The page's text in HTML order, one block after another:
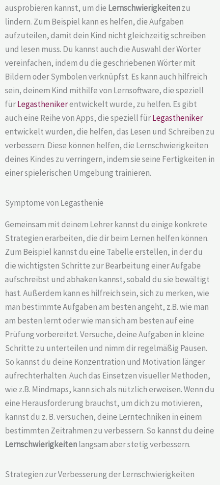
ausprobieren kannst, um die Lernschwierigkeitenzu
lindern. Zum Beispiel kann es helfen, die Aufgaben
aufzuteilen, damit dein Kind nicht gleichzeitig schreiben
und lesen muss. Du kannst auch die Auswahl der Wörter
vereinfachen, indem du die geschriebenen Wörter mit
Bildern oder Symbolen verknüpfst. Es kann auch hilfreich
sein, deinem Kind mithilfe von Lernsoftware, die speziell
fürLegasthenikerentwickelt wurde, zu helfen. Es gibt
auch eine Reihe von Apps, die speziell fürLegastheniker
entwickelt wurden, die helfen, das Lesen und Schreiben zu
verbessern. Diese können helfen, die Lernschwierigkeiten
deines Kindes zu verringern, indem sie seine Fertigkeiten in
einer spielerischen Umgebung trainieren.
Symptome von Legasthenie
Gemeinsam mit deinem Lehrer kannst du einige konkrete
Strategien erarbeiten, die dir beim Lernen helfen können.
Zum Beispiel kannst du eine Tabelle erstellen, in der du
die wichtigsten Schritte zur Bearbeitung einer Aufgabe
aufschreibst und abhaken kannst, sobald du sie bewältigt
hast. Außerdem kann es hilfreich sein, sich zu merken, wie
man bestimmte Aufgaben am besten angeht, z.B. wie man
am besten lernt oder wie man sich am besten auf eine
Prüfung vorbereitet. Versuche, deine Aufgaben in kleine
Schritte zu unterteilen und nimm dir regelmäßig Pausen.
So kannst du deine Konzentration und Motivation länger
aufrechterhalten. Auch das Einsetzen visueller Methoden,
wie z.B. Mindmaps, kann sich als nützlich erweisen. Wenn du
eine Herausforderung brauchst, um dich zu motivieren,
kannst du z. B. versuchen, deine Lerntechniken in einem
bestimmten Zeitrahmen zu verbessern. So kannst du deine
Lernschwierigkeitenlangsam aber stetig verbessern.
Strategien zur Verbesserung der Lernschwierigkeiten